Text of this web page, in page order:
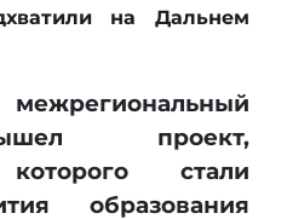
на Дальнем
проект,
стали
образования